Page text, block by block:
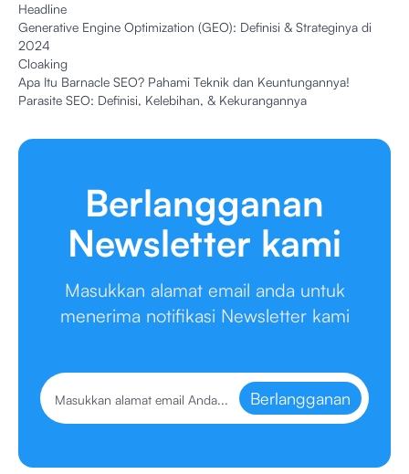
Headline
Generative Engine Optimization (GEO): Definisi & Strateginya di
2024
Cloaking
Apa Itu Barnacle SEO? Pahami Teknik dan Keuntungannya!
Parasite SEO: Definisi, Kelebihan, & Kekurangannya
Berlangganan
Newsletter kami
Masukkan alamat email anda untuk
menerima notifikasi Newsletter kami
Berlangganan